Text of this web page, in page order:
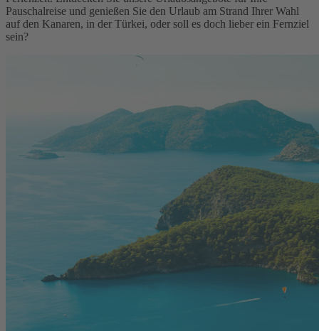
Pauschalreise und genießen Sie den Urlaub am Strand Ihrer Wahl
auf den Kanaren, in der Türkei, oder soll es doch lieber ein Fernziel
sein?